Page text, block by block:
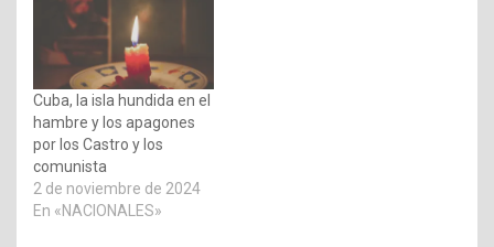
Cuba, la isla hundida en el
hambre y los apagones
por los Castro y los
comunista
2 de noviembre de 2024
En «NACIONALES»